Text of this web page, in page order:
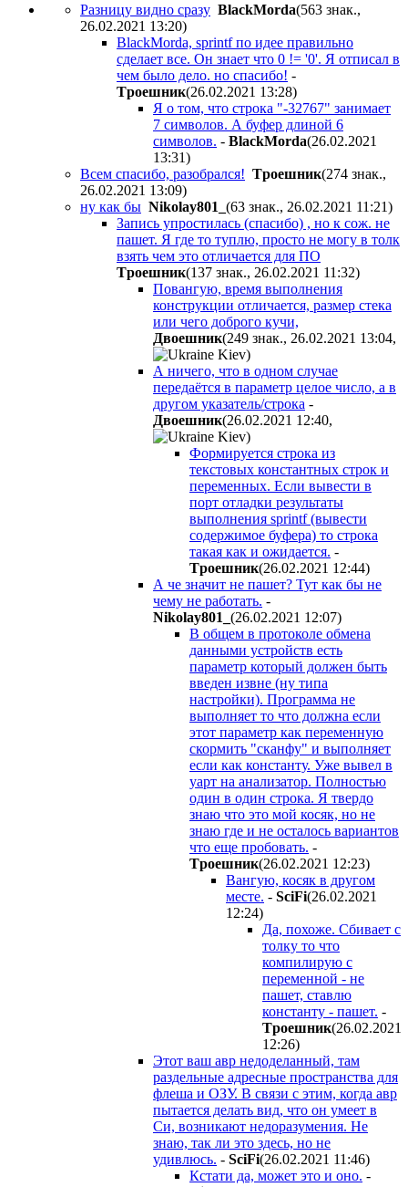
Разницу видно сразу BlackMorda(563 знак.,
26.02.2021 13:20)
BlackMorda, sprintf по идее правильно
сделает все. Он знает что 0 != '0'. Я отписал в
чем было дело. но спасибо! -
Tpoeшник(26.02.2021 13:28)
Я о том, что строка "-32767" занимает
7 символов. А буфер длиной 6
символов. - BlackMorda(26.02.2021
13:31)
Всем спасибо, разобрался! Tpoeшник(274 знак.,
26.02.2021 13:09)
ну как бы Nikolay801_ (63 знак., 26.02.2021 11:21)
Запись упростилась (спасибо) , но к сож. не
пашет. Я где то туплю, просто не могу в толк
взять чем это отличается для ПО
Tpoeшник(137 знак., 26.02.2021 11:32)
Повангую, время выполнения
конструкции отличается, размер стека
или чего доброго кучи,
Двoeшник(249 знак., 26.02.2021 13:04,
)
А ничего, что в одном случае
передаётся в параметр целое число, а в
другом указатель/строка -
Двoeшник(26.02.2021 12:40,
)
Формируется строка из
текстовых константных строк и
переменных. Если вывести в
порт отладки результаты
выполнения sprintf (вывести
содержимое буфера) то строка
такая как и ожидается. -
Tpoeшник(26.02.2021 12:44)
А че значит не пашет? Тут как бы не
чему не работать. -
Nikolay801_ (26.02.2021 12:07)
В общем в протоколе обмена
данными устройств есть
параметр который должен быть
введен извне (ну типа
настройки). Программа не
выполняет то что должна если
этот параметр как переменную
скормить "сканфу" и выполняет
если как константу. Уже вывел в
уарт на анализатор. Полностью
один в один строка. Я твердо
знаю что это мой косяк, но не
знаю где и не осталось вариантов
что еще пробовать. -
Tpoeшник(26.02.2021 12:23)
Вангую, косяк в другом
месте. - SciFi(26.02.2021
12:24)
Да, похоже. Сбивает с
толку то что
компилирую с
переменной - не
пашет, ставлю
константу - пашет. -
Tpoeшник(26.02.2021
12:26)
Этот ваш авр недоделанный, там
раздельные адресные пространства для
флеша и ОЗУ. В связи с этим, когда авр
пытается делать вид, что он умеет в
Си, возникают недоразумения. Не
знаю, так ли это здесь, но не
удивлюсь. - SciFi(26.02.2021 11:46)
Кстати да, может это и оно. -